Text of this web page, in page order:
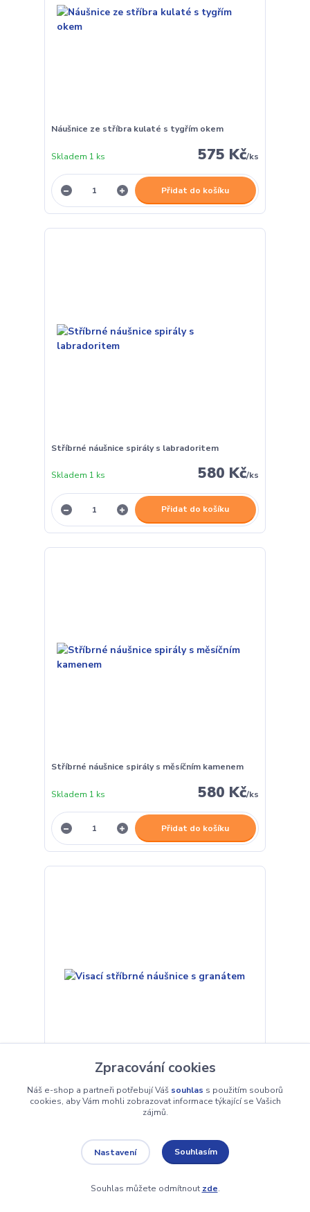
Náušnice ze stříbra kulaté s tygřím okem
575 Kč/ks
Skladem 1 ks
Přidat do košíku
Stříbrné náušnice spirály s labradoritem
580 Kč/ks
Skladem 1 ks
Přidat do košíku
Stříbrné náušnice spirály s měsíčním kamenem
580 Kč/ks
Skladem 1 ks
Přidat do košíku
Visací stříbrné náušnice s granátem
586 Kč
Přidat do košíku
Zpracování cookies
Náš e-shop a partneři potřebují Váš souhlas s použitím souborů
cookies, aby Vám mohli zobrazovat informace týkající se Vašich
zájmů.
Nastavení Souhlasím
Souhlas můžete odmítnout zde.